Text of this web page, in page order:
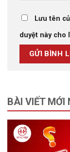
Lưu tên
duyệt này cho
BÀI VIẾT MỚI